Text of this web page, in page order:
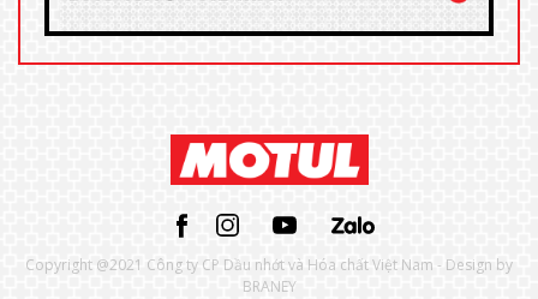
Copyright @2021 Công ty CP Dầu nhớt và Hóa chất Việt Nam - Design by
BRANEY